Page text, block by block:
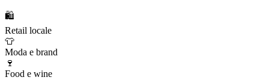
🛍️
Retail locale
👕
Moda e brand
🍷
Food e wine